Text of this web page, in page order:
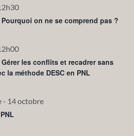
on ne se comprend pas ?
les conflits et recadrer sans
la méthode DESC en PNL
- 14 octobre